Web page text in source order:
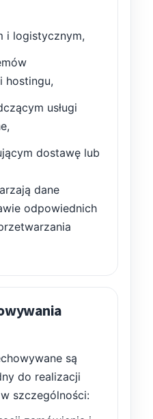
i logistycznym,
hostingu,
usługi
dostawę lub
dane
odpowiednich
są
do realizacji
szczególności: